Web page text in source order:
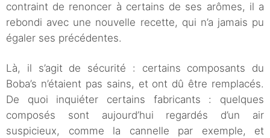
contraint de renoncer à certains de ses arômes, il a
rebondi avec une nouvelle recette, qui n’a jamais pu
égaler ses précédentes.
Là, il s’agit de sécurité : certains composants du
Boba’s n’étaient pas sains, et ont dû être remplacés.
De quoi inquiéter certains fabricants : quelques
composés sont aujourd’hui regardés d’un air
suspicieux, comme la cannelle par exemple, et